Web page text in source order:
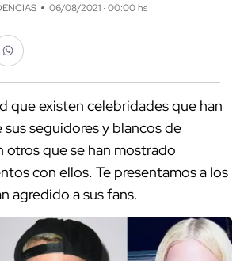
06/08/2021 · 00:00 hs
que existen celebridades que han
seguidores y blancos de
otros que se han mostrado
con ellos. Te presentamos a los
agredido a sus fans.